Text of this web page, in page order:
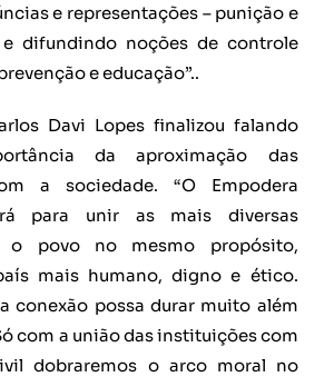
e representações – punição e
difundindo noções de controle
e educação”..
Davi Lopes finalizou falando
da aproximação das
a sociedade. “O Empodera
para unir as mais diversas
o povo no mesmo propósito,
mais humano, digno e ético.
conexão possa durar muito além
com a união das instituições com
dobraremos o arco moral no